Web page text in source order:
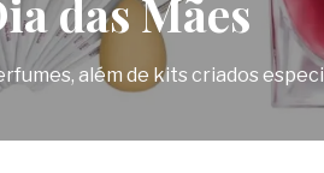
das Mães
além de kits criados